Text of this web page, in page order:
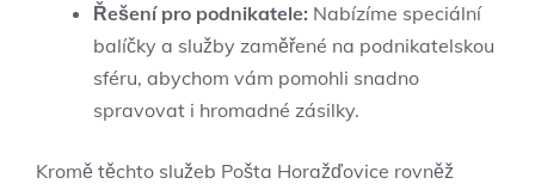
Řešení pro podnikatele: Nabízíme speciální
balíčky a služby zaměřené na podnikatelskou
sféru, abychom vám pomohli snadno
spravovat i hromadné zásilky.
Kromě těchto služeb Pošta Horažďovice rovněž